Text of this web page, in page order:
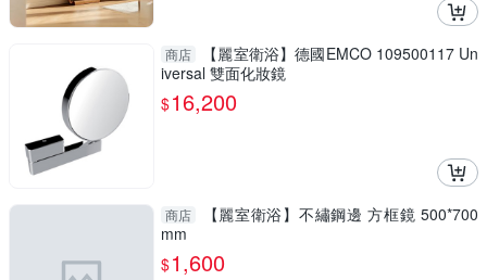
商店
【麗室衛浴】德國EMCO 109500117 Un
iversal 雙面化妝鏡
$16,200
商店
【麗室衛浴】不繡鋼邊 方框鏡 500*700
mm
$1,600